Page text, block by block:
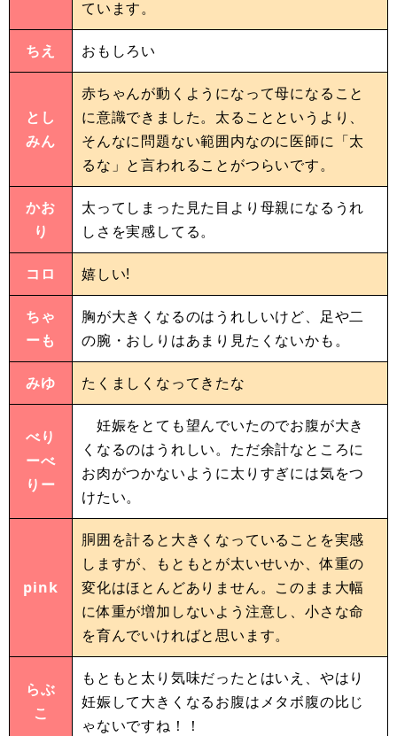
ています。
ちえ おもしろい
とし
みん
赤ちゃんが動くようになって母になること
に意識できました。太ることというより、
そんなに問題ない範囲内なのに医師に「太
るな」と言われることがつらいです。
かお
り
太ってしまった見た目より母親になるうれ
しさを実感してる。
コロ 嬉しい!
ちゃ
ーも
胸が大きくなるのはうれしいけど、足や二
の腕・おしりはあまり見たくないかも。
みゆ たくましくなってきたな
べり
ーべ
りー
妊娠をとても望んでいたのでお腹が大き
くなるのはうれしい。ただ余計なところに
お肉がつかないように太りすぎには気をつ
けたい。
pink
胴囲を計ると大きくなっていることを実感
しますが、もともとが太いせいか、体重の
変化はほとんどありません。このまま大幅
に体重が増加しないよう注意し、小さな命
を育んでいければと思います。
らぶ
こ
もともと太り気味だったとはいえ、やはり
妊娠して大きくなるお腹はメタボ腹の比じ
ゃないですね！！